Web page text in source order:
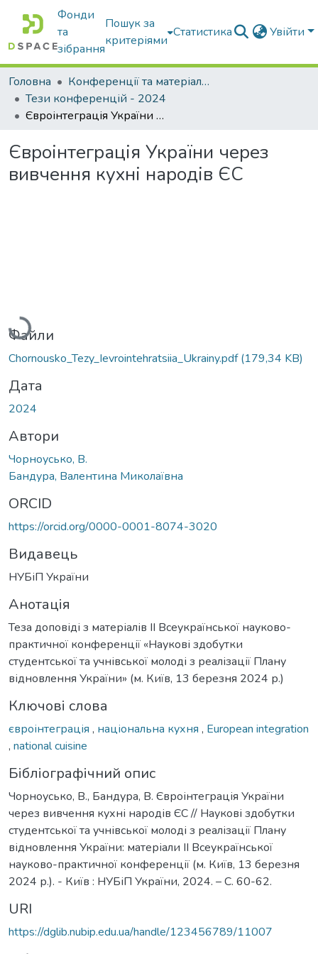
Фонди
та
зібрання
Пошук за
критеріями
Статистика Увійти
Головна
Конференції та матеріали конференцій
Тези конференцій - 2024
Євроінтеграція України через вивчення кухні народів ЄС
Євроінтеграція України через
вивчення кухні народів ЄС
Вантажиться...
Файли
Chornousko_Tezy_Ievrointehratsiia_Ukrainy.pdf(179,34 KB)
Дата
2024
Автори
Чорноусько, В.
Бандура, Валентина Миколаївна
ORCID
https://orcid.org/0000-0001-8074-3020
Видавець
НУБіП України
Анотація
Теза доповіді з матеріалів ІІ Всеукраїнської науково-
практичної конференції «Наукові здобутки
студентської та учнівської молоді з реалізації Плану
відновлення України» (м. Київ, 13 березня 2024 р.)
Ключові слова
євроінтеграція , національна кухня , European integration
, national cuisine
Бібліографічний опис
Чорноусько, В., Бандура, В. Євроінтеграція України
через вивчення кухні народів ЄС // Наукові здобутки
студентської та учнівської молоді з реалізації Плану
відновлення України: матеріали ІІ Всеукраїнської
науково-практичної конференції (м. Київ, 13 березня
2024 р.). - Київ : НУБіП України, 2024. – С. 60-62.
URI
https://dglib.nubip.edu.ua/handle/123456789/11007